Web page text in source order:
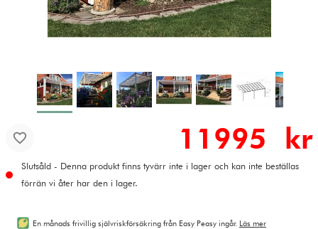
11995 kr
Slutsåld - Denna produkt finns tyvärr inte i lager och kan inte beställas
förrän vi åter har den i lager.
En månads frivillig självriskförsäkring från Easy Peasy ingår. Läs mer